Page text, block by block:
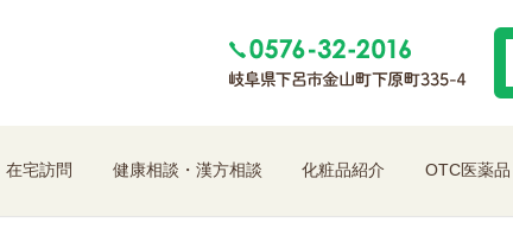
在宅訪問 健康相談・漢方相談 化粧品紹介 OTC医薬品